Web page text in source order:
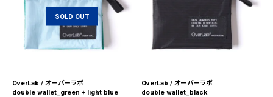
SOLD OUT
OverLab / オーバーラボ
double wallet_green + light blue
OverLab / オーバーラボ
double wallet_black